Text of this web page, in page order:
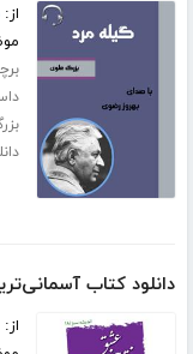
از:
دانلود کتاب
از: